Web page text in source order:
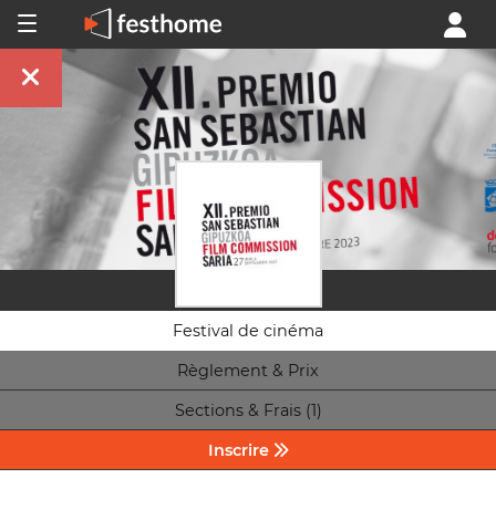
Festival de cinéma
Règlement & Prix
Sections & Frais (1)
Inscrire